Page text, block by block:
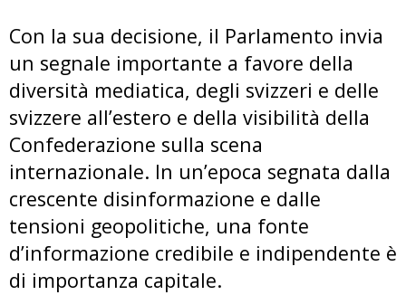
Con la sua decisione, il Parlamento invia
un segnale importante a favore della
diversità mediatica, degli svizzeri e delle
svizzere all’estero e della visibilità della
Confederazione sulla scena
internazionale. In un’epoca segnata dalla
crescente disinformazione e dalle
tensioni geopolitiche, una fonte
d’informazione credibile e indipendente è
di importanza capitale.